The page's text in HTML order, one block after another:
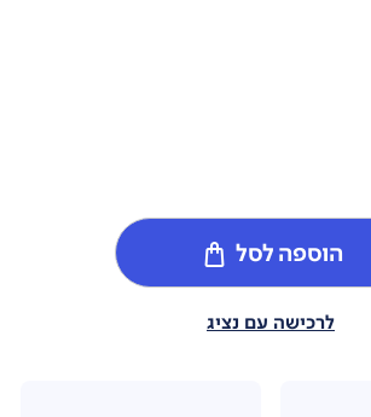
הוספה לסל
לרכישה עם נציג